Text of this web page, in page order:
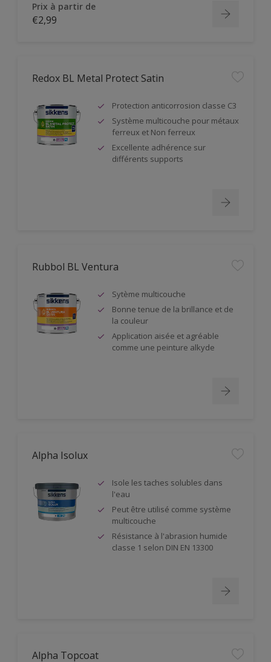
Prix à partir de
€2,99
Redox BL Metal Protect Satin
Protection anticorrosion classe C3
Système multicouche pour métaux
ferreux et Non ferreux
Excellente adhérence sur
différents supports
Rubbol BL Ventura
Sytème multicouche
Bonne tenue de la brillance et de
la couleur
Application aisée et agréable
comme une peinture alkyde
Alpha Isolux
Isole les taches solubles dans
l'eau
Peut être utilisé comme système
multicouche
Résistance à l'abrasion humide
classe 1 selon DIN EN 13300
Alpha Topcoat